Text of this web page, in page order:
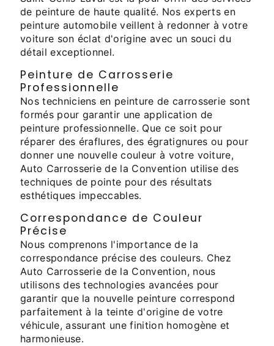
de peinture de haute qualité. Nos experts en
peinture automobile veillent à redonner à votre
voiture son éclat d'origine avec un souci du
détail exceptionnel.
Peinture de Carrosserie
Professionnelle
Nos techniciens en peinture de carrosserie sont
formés pour garantir une application de
peinture professionnelle. Que ce soit pour
réparer des éraflures, des égratignures ou pour
donner une nouvelle couleur à votre voiture,
Auto Carrosserie de la Convention utilise des
techniques de pointe pour des résultats
esthétiques impeccables.
Correspondance de Couleur
Précise
Nous comprenons l'importance de la
correspondance précise des couleurs. Chez
Auto Carrosserie de la Convention, nous
utilisons des technologies avancées pour
garantir que la nouvelle peinture correspond
parfaitement à la teinte d'origine de votre
véhicule, assurant une finition homogène et
harmonieuse.